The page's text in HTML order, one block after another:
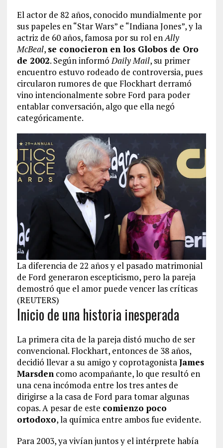
El actor de 82 años, conocido mundialmente por
sus papeles en “Star Wars” e “Indiana Jones”, y la
actriz de 60 años, famosa por su rol enAlly
McBeal, se conocieron en los Globos de Oro
de 2002. Según informóDaily Mail, su primer
encuentro estuvo rodeado de controversia, pues
circularon rumores de que Flockhart derramó
vino intencionalmente sobre Ford para poder
entablar conversación, algo que ella negó
categóricamente.
La diferencia de 22 años y el pasado matrimonial
de Ford generaron escepticismo, pero la pareja
demostró que el amor puede vencer las críticas
(REUTERS)
Inicio de una historia inesperada
La primera cita de la pareja distó mucho de ser
convencional. Flockhart, entonces de 38 años,
decidió llevar a su amigo y coprotagonistaJames
Marsdencomo acompañante, lo que resultó en
una cena incómoda entre los tres antes de
dirigirse a la casa de Ford para tomar algunas
copas. A pesar de este comienzo poco
ortodoxo, la química entre ambos fue evidente.
Para 2003, ya vivían juntos y el intérprete había